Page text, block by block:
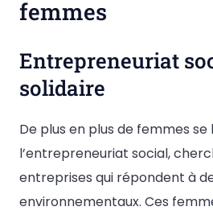
femmes
Entrepreneuriat
solidaire
De plus en plus de femmes
l’entrepreneuriat social,
entreprises qui répondent à
environnementaux. Ces